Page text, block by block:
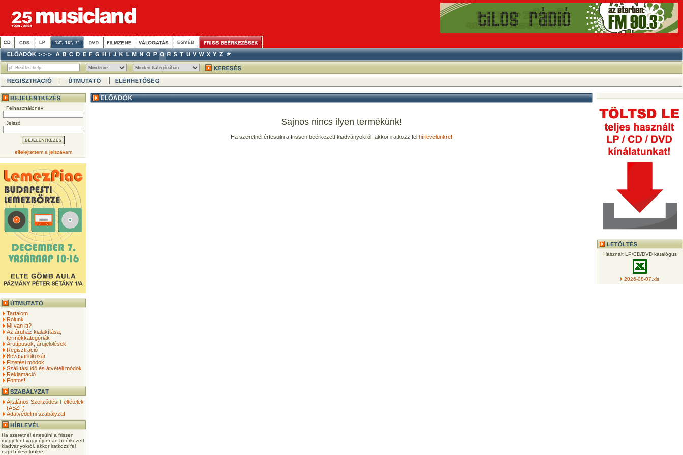
Felhasználónév
Jelszó
elfelejtettem a jelszavam
Tartalom
Rólunk
Mi van itt?
Az áruház kialakítása,
termékkategóriák
Árutípusok, árujelölések
Regisztráció
Bevásárlókosár
Fizetési módok
Szállítási idő és átvételi módok
Reklamáció
Fontos!
Általános Szerződési Feltételek
(ÁSZF)
Adatvédelmi szabályzat
Ha szeretnél értesülni a frissen
megjelent vagy újonnan beérkezett
kiadványokról, akkor iratkozz fel
napi hírlevelünkre!
Sajnos nincs ilyen termékünk!
Ha szeretnél értesülni a frissen beérkezett kiadványokról, akkor iratkozz fel hírlevelünkre!
Használt LP/CD/DVD katalógus
2026-08-07.xls